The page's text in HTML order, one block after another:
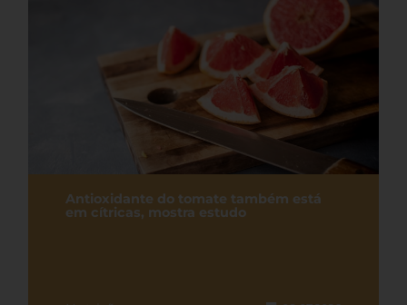
Antioxidante do tomate também está
em cítricas, mostra estudo